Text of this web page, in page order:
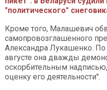
"политического"
Кроме того, Малашевич
самопровозглашенного
Александра Лукашенко. По
августе она дважды
оскорбительным
оценку его деятельности".